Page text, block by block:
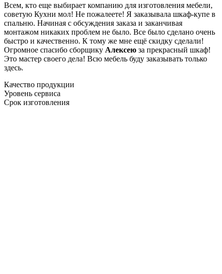
Всем, кто еще выбирает компанию для изготовления мебели,
советую Кухни мол! Не пожалеете! Я заказывала шкаф-купе в
спальню. Начиная с обсуждения заказа и заканчивая
монтажом никаких проблем не было. Все было сделано очень
быстро и качественно. К тому же мне ещё скидку сделали!
Огромное спасибо сборщику Алексею за прекрасный шкаф!
Это мастер своего дела! Всю мебель буду заказывать только
здесь.
Качество продукции
Уровень сервиса
Срок изготовления